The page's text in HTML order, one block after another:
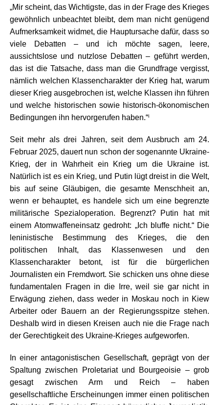
„Mir scheint, das Wichtigste, das in der Frage des Krieges
gewöhnlich unbeachtet bleibt, dem man nicht genügend
Aufmerksamkeit widmet, die Hauptursache dafür, dass so
viele Debatten – und ich möchte sagen, leere,
aussichtslose und nutzlose Debatten – geführt werden,
das ist die Tatsache, dass man die Grundfrage vergisst,
nämlich welchen Klassencharakter der Krieg hat, warum
dieser Krieg ausgebrochen ist, welche Klassen ihn führen
und welche historischen sowie historisch-ökonomischen
Bedingungen ihn hervorgerufen haben.“ⁱ
Seit mehr als drei Jahren, seit dem Ausbruch am 24.
Februar 2025, dauert nun schon der sogenannte Ukraine-
Krieg, der in Wahrheit ein Krieg um die Ukraine ist.
Natürlich ist es ein Krieg, und Putin lügt dreist in die Welt,
bis auf seine Gläubigen, die gesamte Menschheit an,
wenn er behauptet, es handele sich um eine begrenzte
militärische Spezialoperation. Begrenzt? Putin hat mit
einem Atomwaffeneinsatz gedroht: „Ich bluffe nicht.“ Die
leninistische Bestimmung des Krieges, die den
politischen Inhalt, das Klassenwesen und den
Klassencharakter betont, ist für die bürgerlichen
Journalisten ein Fremdwort. Sie schicken uns ohne diese
fundamentalen Fragen in die Irre, weil sie gar nicht in
Erwägung ziehen, dass weder in Moskau noch in Kiew
Arbeiter oder Bauern an der Regierungsspitze stehen.
Deshalb wird in diesen Kreisen auch nie die Frage nach
der Gerechtigkeit des Ukraine-Krieges aufgeworfen.
In einer antagonistischen Gesellschaft, geprägt von der
Spaltung zwischen Proletariat und Bourgeoisie – grob
gesagt zwischen Arm und Reich – haben
gesellschaftliche Erscheinungen immer einen politischen